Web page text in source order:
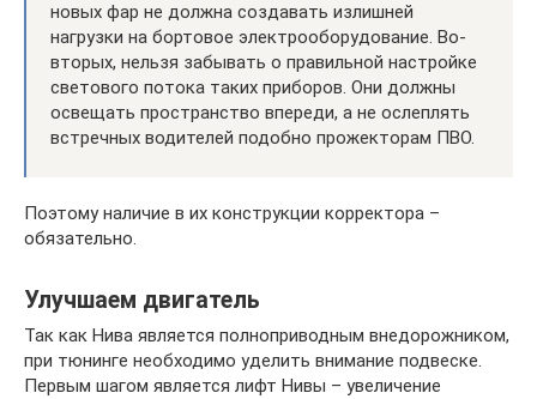
новых фар не должна создавать излишней
нагрузки на бортовое электрооборудование. Во-
вторых, нельзя забывать о правильной настройке
светового потока таких приборов. Они должны
освещать пространство впереди, а не ослеплять
встречных водителей подобно прожекторам ПВО.
Поэтому наличие в их конструкции корректора –
обязательно.
Улучшаем двигатель
Так как Нива является полноприводным внедорожником,
при тюнинге необходимо уделить внимание подвеске.
Первым шагом является лифт Нивы – увеличение